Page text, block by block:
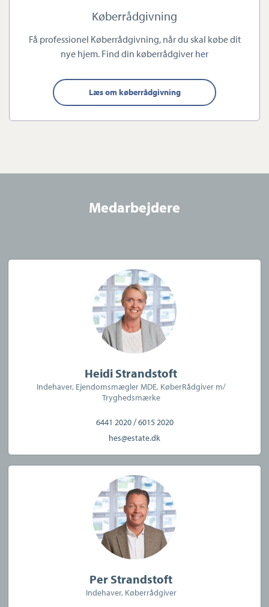
Kontakt os allerede i dag og lad os ta en snak om hvordan vi
kan hjælpe netop dig.
Virksomheden har tegnet ansvarsforsikring og garantistillelse
hos HDI Global Specialty, Langebrogade 3F, 1411 København K.
Telefon: 3336 9696.
Køberrådgivning
Få professionel Køberrådgivning, når du skal købe dit
nye hjem. Find din køberrådgiver her
Læs om køberrådgivning
Medarbejdere
Heidi Strandstoft
Indehaver, Ejendomsmægler MDE, KøberRådgiver m/
Tryghedsmærke
6441 2020/6015 2020
hes@estate.dk
Per Strandstoft
Indehaver, Køberrådgiver